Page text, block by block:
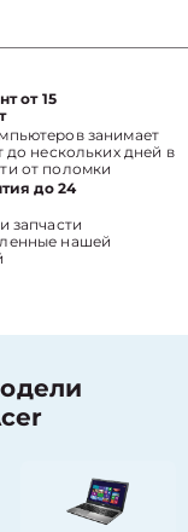
от 15
занимает
до нескольких дней в
от поломки
до 24
запчасти
нашей